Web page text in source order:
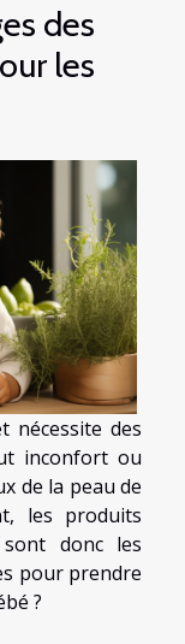
des
les
nécessite des
inconfort ou
de la peau de
les produits
donc les
pour prendre
?